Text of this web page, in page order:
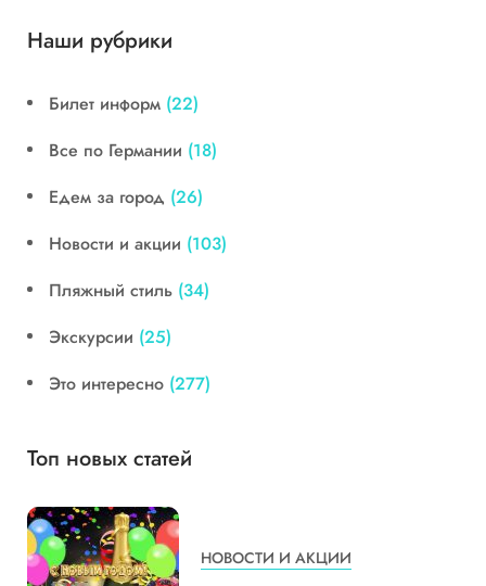
Наши рубрики
Билет информ (22)
Все по Германии (18)
Едем за город (26)
Новости и акции (103)
Пляжный стиль (34)
Экскурсии (25)
Это интересно (277)
Топ новых статей
НОВОСТИ И АКЦИИ